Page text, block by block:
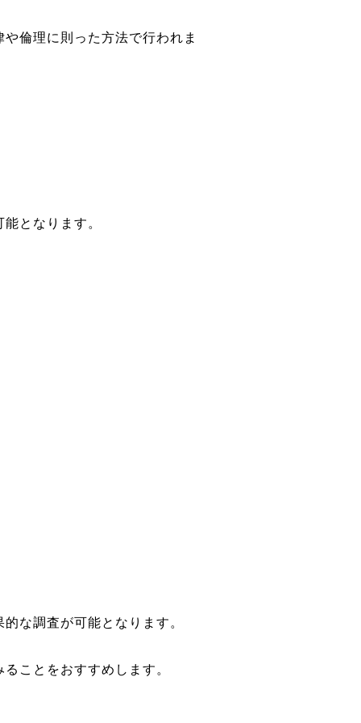
倫理に則った方法で行われま
となります。
な調査が可能となります。
ことをおすすめします。